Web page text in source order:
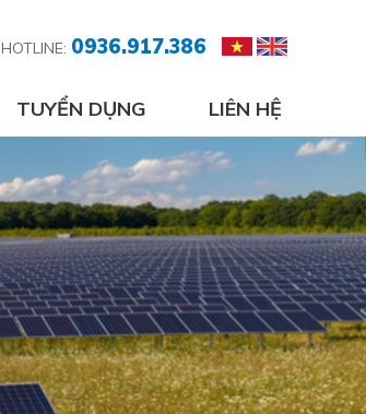
HOTLINE: 0936.917.386
TUYỂN DỤNG LIÊN HỆ